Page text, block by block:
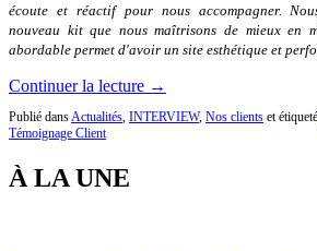
écoute et réactif pour nous accompagner.
nouveau kit que nous maîtrisons de mieux en
abordable permet d'avoir un site esthétique et
Continuer la lecture →
Publié dans Actualités INTERVIEW, Nos clients et étiqueté
Témoignage Client
À LA UNE